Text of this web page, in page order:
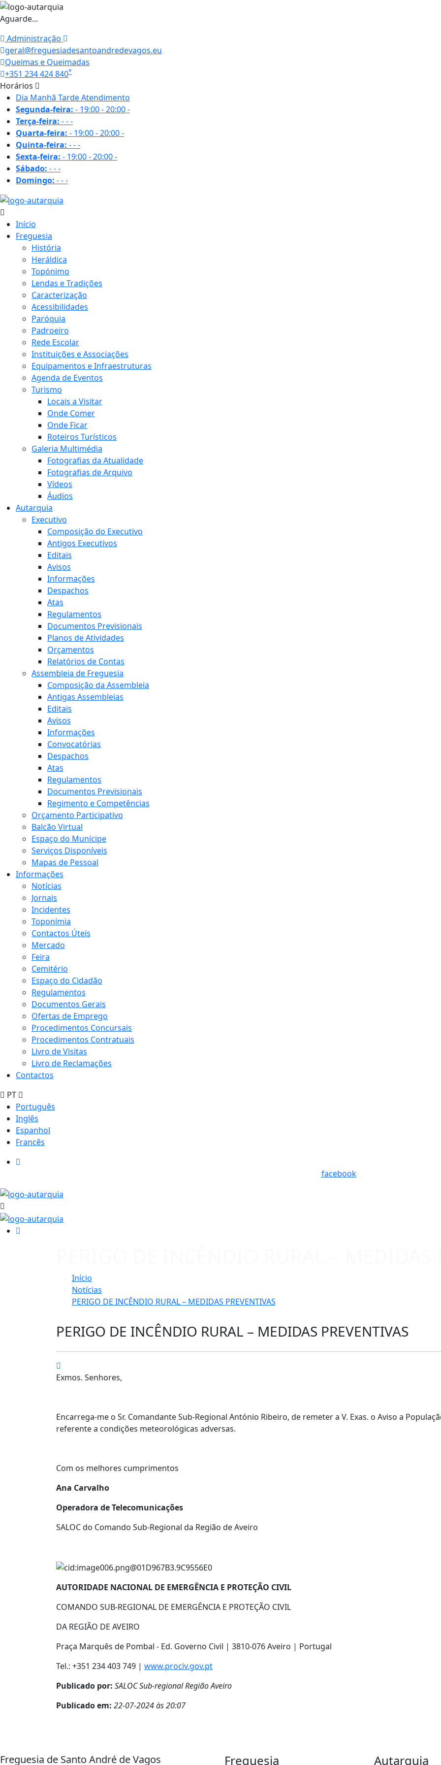
Aguarde...
Administração
geral@freguesiadesantoandredevagos.eu
Queimas e Queimadas
+351 234 424 840*
Horários
Dia Manhã TardeAtendimento
Segunda-feira: - 19:00 - 20:00-
Terça-feira: ---
Quarta-feira: - 19:00 - 20:00-
Quinta-feira: ---
Sexta-feira: - 19:00 - 20:00-
Sábado: ---
Domingo: ---
Início
Freguesia
História
Heráldica
Topónimo
Lendas e Tradições
Caracterização
Acessibilidades
Paróquia
Padroeiro
Rede Escolar
Instituições e Associações
Equipamentos e Infraestruturas
Agenda de Eventos
Turismo
Locais a Visitar
Onde Comer
Onde Ficar
Roteiros Turísticos
Galeria Multimédia
Fotografias da Atualidade
Fotografias de Arquivo
Vídeos
Áudios
Autarquia
Executivo
Composição do Executivo
Antigos Executivos
Editais
Avisos
Informações
Despachos
Atas
Regulamentos
Documentos Previsionais
Planos de Atividades
Orçamentos
Relatórios de Contas
Assembleia de Freguesia
Composição da Assembleia
Antigas Assembleias
Editais
Avisos
Informações
Convocatórias
Despachos
Atas
Regulamentos
Documentos Previsionais
Regimento e Competências
Orçamento Participativo
Balcão Virtual
Espaço do Munícipe
Serviços Disponíveis
Mapas de Pessoal
Informações
Notícias
Jornais
Incidentes
Toponímia
Contactos Úteis
Mercado
Feira
Cemitério
Espaço do Cidadão
Regulamentos
Documentos Gerais
Ofertas de Emprego
Procedimentos Concursais
Procedimentos Contratuais
Livro de Visitas
Livro de Reclamações
Contactos
PT
Português
Inglês
Espanhol
Francês
facebook
Início
Notícias
PERIGO DE INCÊNDIO RURAL – MEDIDAS PREVENTIVAS
PERIGO DE INCÊNDIO RURAL – MEDIDAS PREVENTIVAS
Exmos. Senhores,
Encarrega-me o Sr. Comandante Sub-Regional António Ribeiro, de remeter a V. Exas. o Aviso a
referente a condições meteorológicas adversas.
Com os melhores cumprimentos
Ana Carvalho
Operadora de Telecomunicações
SALOC do Comando Sub-Regional da Região de Aveiro
AUTORIDADE NACIONAL DE EMERGÊNCIA E PROTEÇÃO CIVIL
COMANDO SUB-REGIONAL DE EMERGÊNCIA E PROTEÇÃO CIVIL
DA REGIÃO DE AVEIRO
Praça Marquês de Pombal - Ed. Governo Civil | 3810-076 Aveiro | Portugal
Tel.: +351 234 403 749 | www.prociv.gov.pt
Publicado por: SALOC Sub-regional Região Aveiro
Publicado em: 22-07-2024 às 20:07
Freguesia de Santo André de Vagos Freguesia Autarquia